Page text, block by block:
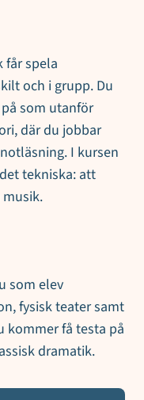
får spela
och i grupp. Du
som utanför
där du jobbar
I kursen
tekniska: att
som elev
fysisk teater samt
kommer få testa på
dramatik.